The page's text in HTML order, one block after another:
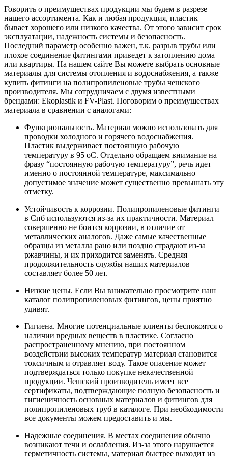
Говорить о преимуществах продукции мы будем в разрезе
нашего ассортимента. Как и любая продукция, пластик
бывает хорошего или низкого качества. От этого зависит срок
эксплуатации, надежность системы и безопасность.
Последний параметр особенно важен, т.к. разрыв трубы или
плохое соединение фитингами приведет к затоплению дома
или квартиры. На нашем сайте Вы можете выбрать основные
материалы для системы отопления и водоснабжения, а также
купить фитинги на полипропиленовые трубы чешского
производителя. Мы сотрудничаем с двумя известными
брендами: Ekoplastik и FV-Plast. Поговорим о преимуществах
материала в сравнении с аналогами:
Функциональность. Материал можно использовать для
проводки холодного и горячего водоснабжения.
Пластик выдерживает постоянную рабочую
температуру в 95 оС. Отдельно обращаем внимание на
фразу “постоянную рабочую температуру”, речь идет
именно о постоянной температуре, максимально
допустимое значение может существенно превышать эту
отметку.
Устойчивость к коррозии. Полипропиленовые фитинги
в Спб используются из-за их практичности. Материал
совершенно не боится коррозии, в отличие от
металлических аналогов. Даже самые качественные
образцы из металла рано или поздно страдают из-за
ржавчины, и их приходится заменять. Средняя
продолжительность службы наших материалов
составляет более 50 лет.
Низкие цены. Если Вы внимательно просмотрите наш
каталог полипропиленовых фитингов, цены приятно
удивят.
Гигиена. Многие потенциальные клиенты беспокоятся о
наличии вредных веществ в пластике. Согласно
распространенному мнению, при постоянном
воздействии высоких температур материал становится
токсичным и отравляет воду. Такое опасение может
подтверждаться только покупке некачественной
продукции. Чешский производитель имеет все
сертификаты, подтверждающие полную безопасность и
гигиеничность основных материалов и фитингов для
полипропиленовых труб в каталоге. При необходимости
все документы можем предоставить и мы.
Надежные соединения. В местах соединения обычно
возникают течи и ослабления. Из-за этого нарушается
герметичность системы, материал быстрее выходит из